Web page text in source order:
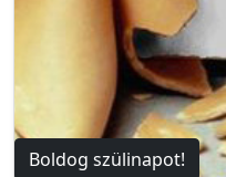
Boldog szülinapot!